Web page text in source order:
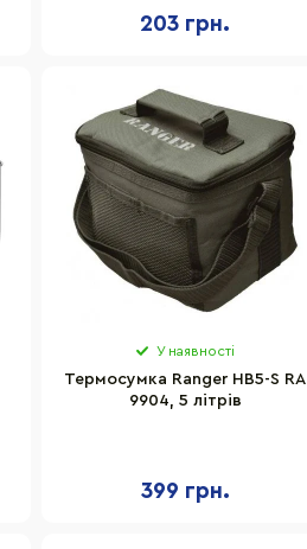
203 грн.
У наявності
Термосумка Ranger HB5-S RA
9904, 5 літрів
399 грн.